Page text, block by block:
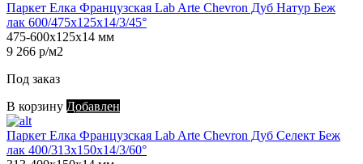
Паркет Елка Французская Lab Arte Chevron Дуб Натур Беж
лак 600/475х125х14/3/45°
475-600х125х14 мм
9 266 р/м2
Под заказ
В корзину Добавлен
Паркет Елка Французская Lab Arte Chevron Дуб Селект Беж
лак 400/313х150х14/3/60°